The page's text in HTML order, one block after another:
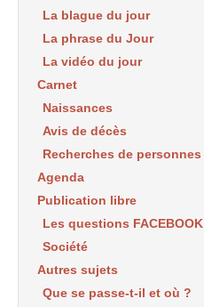
La blague du jour
La phrase du Jour
La vidéo du jour
Carnet
Naissances
Avis de décès
Recherches de personnes
Agenda
Publication libre
Les questions FACEBOOK
Société
Autres sujets
Que se passe-t-il et où ?